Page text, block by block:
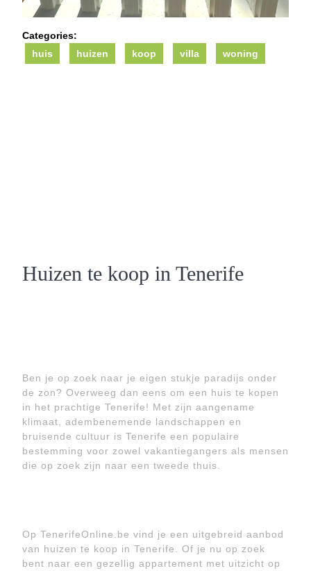
Categories:
huis
huizen koop villa woning
Huizen te koop in Tenerife
Ben je op zoek naar je eigen stukje paradijs onder
de zon? Overweeg dan eens om een huis te kopen
in het prachtige Tenerife! Met zijn aangename
klimaat, adembenemende landschappen en
bruisende cultuur is Tenerife een populaire
bestemming voor zowel vakantiegangers als mensen
die op zoek zijn naar een tweede thuis.
Op TenerifeOnline.be vind je een uitgebreid aanbod
van huizen te koop in Tenerife. Of je nu op zoek
bent naar een gezellig appartement met uitzicht op